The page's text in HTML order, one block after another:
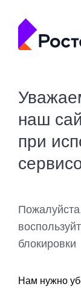
наш
при
блокировки
Нам нужно